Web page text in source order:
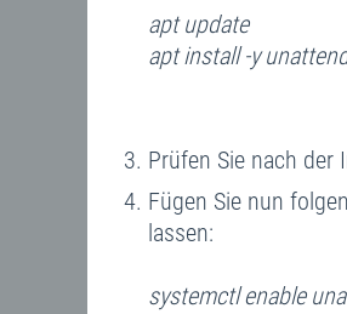
apt update
apt install -y
Prüfen Sie nach der
Fügen Sie nun
lassen:
systemctl enable